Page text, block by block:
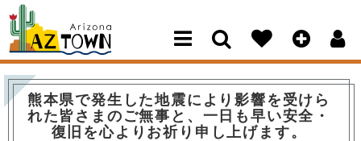
熊本県で発生した地震により影響を受けら
れた皆さまのご無事と、一日も早い安全・
復旧を心よりお祈り申し上げます。